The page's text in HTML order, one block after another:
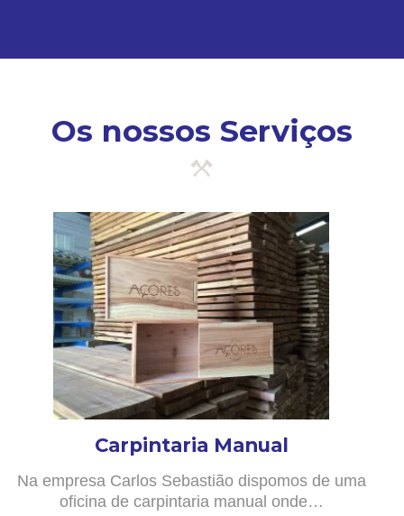
Os nossos Serviços
Carpintaria Manual
Na empresa Carlos Sebastião dispomos de uma
oficina de carpintaria manual onde…